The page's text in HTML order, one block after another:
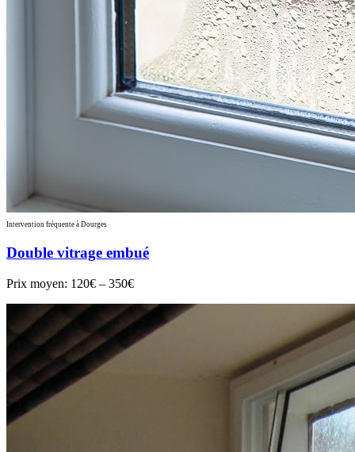
Intervention fréquente à Dourges
Double vitrage embué
Prix moyen: 120€ – 350€